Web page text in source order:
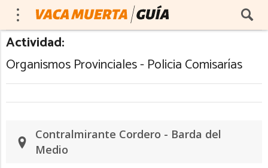
Actividad:
Organismos Provinciales - Policia Comisarías
Contralmirante Cordero - Barda del
Medio